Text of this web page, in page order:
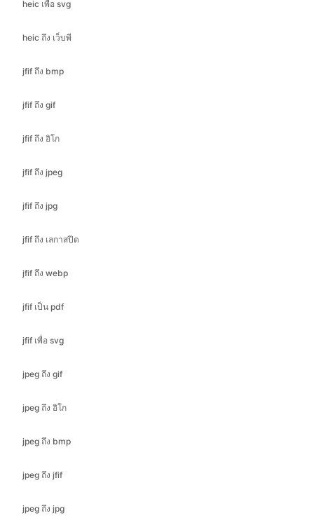
jfif ถึง อิโก
jfif ถึง jpeg
jfif ถึง jpg
jfif ถึง เลกาสปีด
jfif ถึง webp
jfif เป็น pdf
jfif เพื่อ svg
jpeg ถึง gif
jpeg ถึง อิโก
jpeg ถึง bmp
jpeg ถึง jfif
jpeg ถึง jpg
jpeg ถึง svg
jpeg เป็น pdf